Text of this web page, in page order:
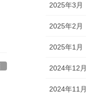
2025年3月
2025年2月
2025年1月
2024年12月
2024年11月